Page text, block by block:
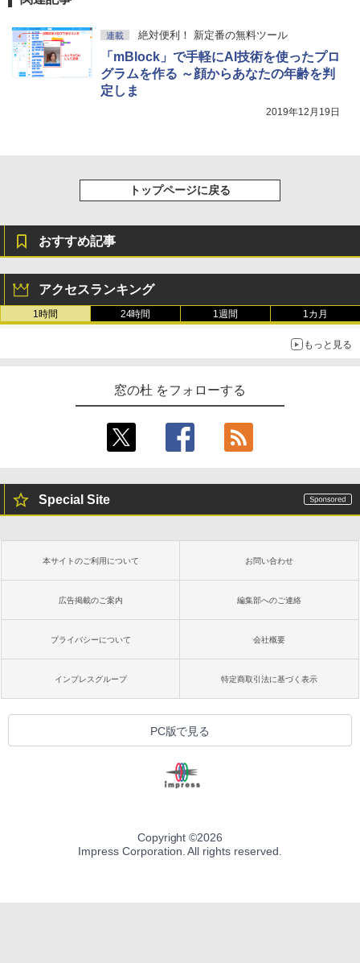
連載 絶対便利！ 新定番の無料ツール
「mBlock」で手軽にAI技術を使ったプロ
グラムを作る ～顔からあなたの年齢を判
定しま
2019年12月19日
トップページに戻る
おすすめ記事
アクセスランキング
1時間 24時間 1週間 1カ月
もっと見る
窓の杜 をフォローする
Special Site
本サイトのご利用について お問い合わせ
広告掲載のご案内 編集部へのご連絡
プライバシーについて 会社概要
インプレスグループ 特定商取引法に基づく表示
PC版で見る
Copyright ©2026
Impress Corporation. All rights reserved.